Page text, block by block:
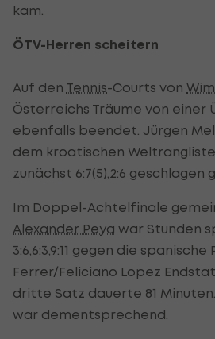
kam.
ÖTV-Herren scheitern
Auf den Tennis-Courts von
Österreichs Träume von einer
ebenfalls beendet. Jürgen
dem kroatischen
zunächst 6:7(5),2:6 geschlagen
Im Doppel-Achtelfinale
Alexander Peya war Stunden
3:6,6:3,9:11 gegen die
Ferrer/Feliciano Lopez
dritte Satz dauerte 81
war dementsprechend.